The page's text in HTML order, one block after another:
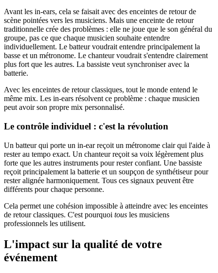
Avant les in-ears, cela se faisait avec des enceintes de retour de
scène pointées vers les musiciens. Mais une enceinte de retour
traditionnelle crée des problèmes : elle ne joue que le son général du
groupe, pas ce que chaque musicien souhaite entendre
individuellement. Le batteur voudrait entendre principalement la
basse et un métronome. Le chanteur voudrait s'entendre clairement
plus fort que les autres. La bassiste veut synchroniser avec la
batterie.
Avec les enceintes de retour classiques, tout le monde entend le
même mix. Les in-ears résolvent ce problème : chaque musicien
peut avoir son propre mix personnalisé.
Le contrôle individuel : c'est la révolution
Un batteur qui porte un in-ear reçoit un métronome clair qui l'aide à
rester au tempo exact. Un chanteur reçoit sa voix légèrement plus
forte que les autres instruments pour rester confiant. Une bassiste
reçoit principalement la batterie et un soupçon de synthétiseur pour
rester alignée harmoniquement. Tous ces signaux peuvent être
différents pour chaque personne.
Cela permet une cohésion impossible à atteindre avec les enceintes
de retour classiques. C'est pourquoi tous les musiciens
professionnels les utilisent.
L'impact sur la qualité de votre
événement